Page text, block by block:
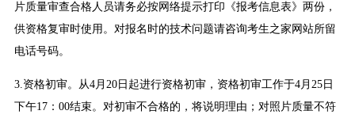
片质量审查合格人员请务必按网络提示打印《报考信息表》两份，
供资格复审时使用。对报名时的技术问题请咨询考生之家网站所留
电话号码。
3.资格初审。从4月20日起进行资格初审，资格初审工作于4月25日
下午17：00结束。对初审不合格的，将说明理由；对照片质量不符